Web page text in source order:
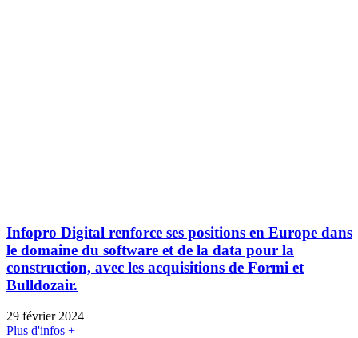
Infopro Digital renforce ses positions en Europe dans
le domaine du software et de la data pour la
construction, avec les acquisitions de Formi et
Bulldozair.
29 février 2024
Plus d'infos +